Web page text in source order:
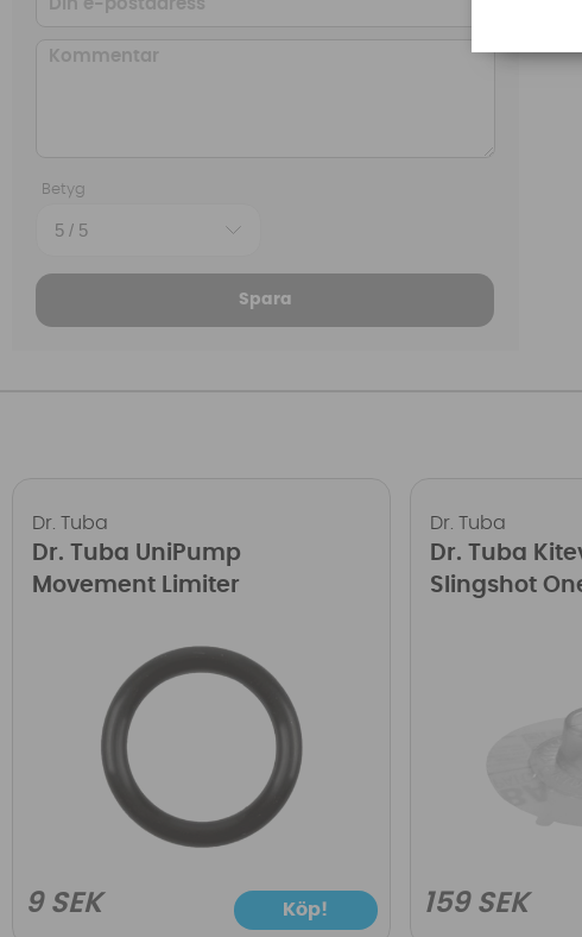
Betyg
Spara
Dr. Tuba
Dr. Tuba UniPump
Movement Limiter
9 SEK Köp!
Dr. Tuba
Dr. Tuba
Slingshot
159 SEK